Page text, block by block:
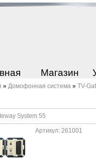
Магазин
» Домофонная система » TV-
System 55
Артикул: 261001